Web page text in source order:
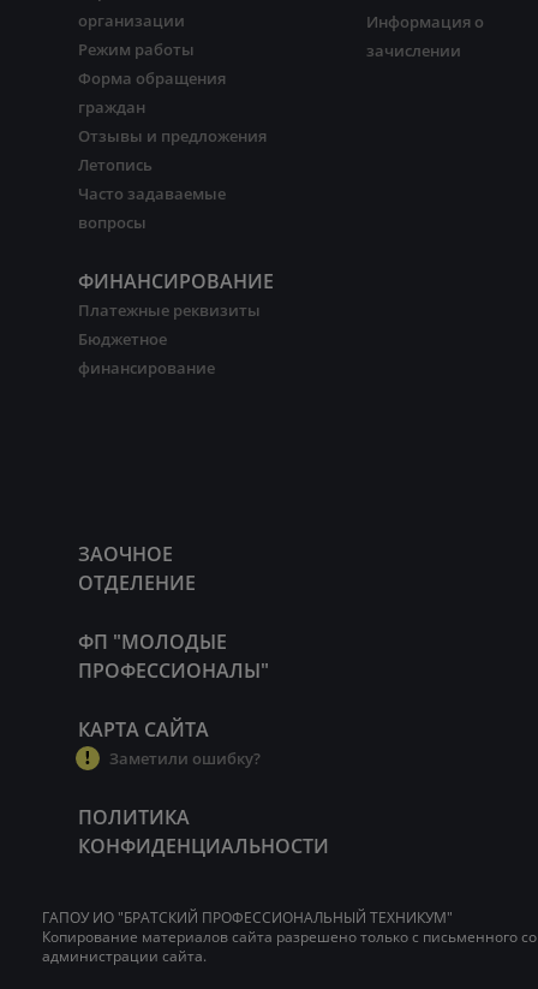
организации
Режим работы
Форма обращения
граждан
Отзывы и предложения
Летопись
Часто задаваемые
вопросы
ФИНАНСИРОВАНИЕ
Платежные реквизиты
Бюджетное
финансирование
Информация о
зачислении
ЗАОЧНОЕ
ОТДЕЛЕНИЕ
ФП "МОЛОДЫЕ
ПРОФЕССИОНАЛЫ"
КАРТА САЙТА
Заметили ошибку?
ПОЛИТИКА
КОНФИДЕНЦИАЛЬНОСТИ
ГАПОУ ИО "БРАТСКИЙ ПРОФЕССИОНАЛЬНЫЙ ТЕХНИКУМ"
Копирование материалов сайта разрешено только с письменного
администрации сайта.